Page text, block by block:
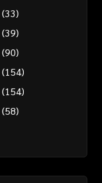
(33)
(39)
(90)
(154)
(154)
(58)